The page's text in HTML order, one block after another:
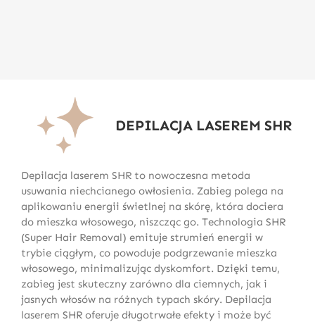
DEPILACJA LASEREM SHR
Depilacja laserem SHR to nowoczesna metoda
usuwania niechcianego owłosienia. Zabieg polega na
aplikowaniu energii świetlnej na skórę, która dociera
do mieszka włosowego, niszcząc go. Technologia SHR
(Super Hair Removal) emituje strumień energii w
trybie ciągłym, co powoduje podgrzewanie mieszka
włosowego, minimalizując dyskomfort. Dzięki temu,
zabieg jest skuteczny zarówno dla ciemnych, jak i
jasnych włosów na różnych typach skóry. Depilacja
laserem SHR oferuje długotrwałe efekty i może być